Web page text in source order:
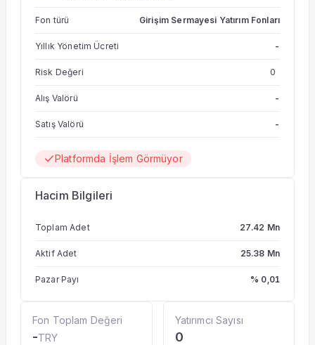
Fon türü Girişim Sermayesi Yatırım Fonları
Yıllık Yönetim Ücreti -
Risk Değeri 0
Alış Valörü -
Satış Valörü -
Platformda İşlem Görmüyor
Hacim Bilgileri
Toplam Adet 27.42 Mn
Aktif Adet 25.38 Mn
Pazar Payı % 0,01
Fon Toplam Değeri
-TRY
Yatırımcı Sayısı
0